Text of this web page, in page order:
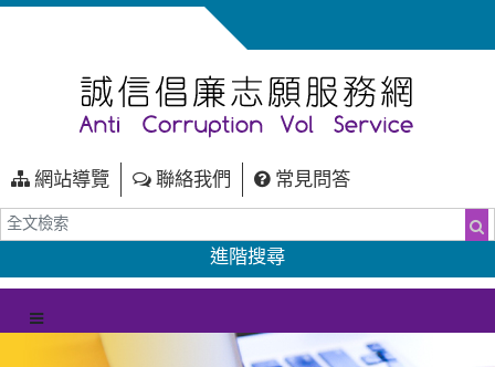
網站導覽 聯絡我們 常見問答
搜
進階搜尋
選單